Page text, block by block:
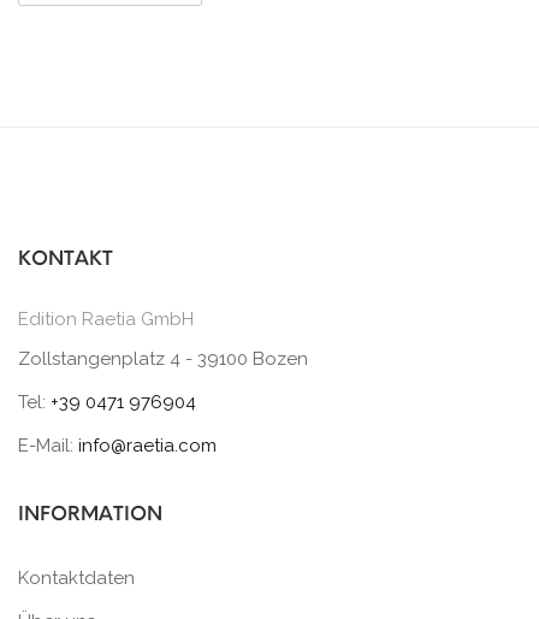
KONTAKT
Edition Raetia GmbH
Zollstangenplatz 4 - 39100 Bozen
Tel: +39 0471 976904
E-Mail: info@raetia.com
INFORMATION
Kontaktdaten